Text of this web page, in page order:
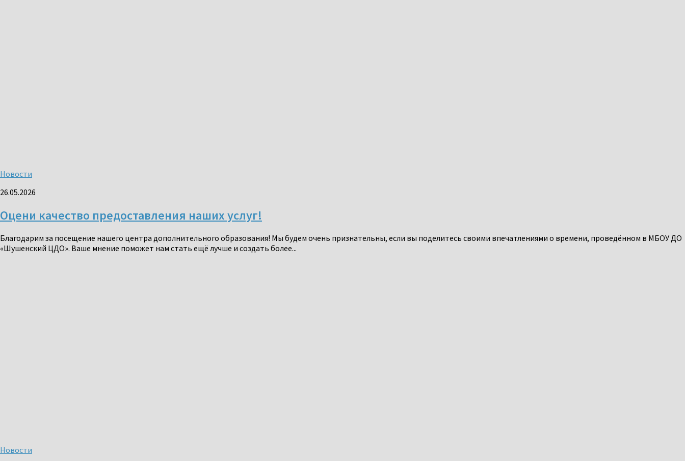
Новости
26.05.2026
Оцени качество предоставления наших услуг!
Благодарим за посещение нашего центра дополнительного образования! Мы будем очень признательны, если вы поделитесь своими впечатлениями о времени, проведённом в МБОУ ДО
«Шушенский ЦДО». Ваше мнение поможет нам стать ещё лучше и создать более...
Новости